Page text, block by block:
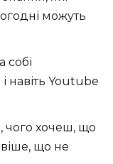
можуть
собі
навіть Youtube
чого хочеш, що
що не